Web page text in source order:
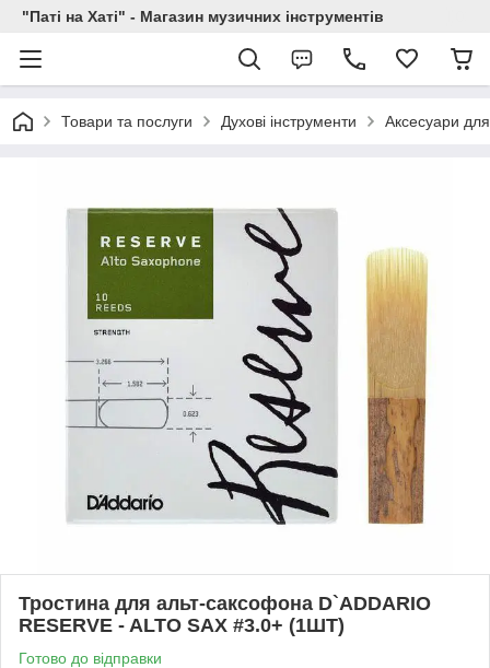
"Паті на Хаті" - Магазин музичних інструментів
Товари та послуги Духові інструменти Аксесуари для
Тростина для альт-саксофона D`ADDARIO
RESERVE - ALTO SAX #3.0+ (1ШТ)
Готово до відправки